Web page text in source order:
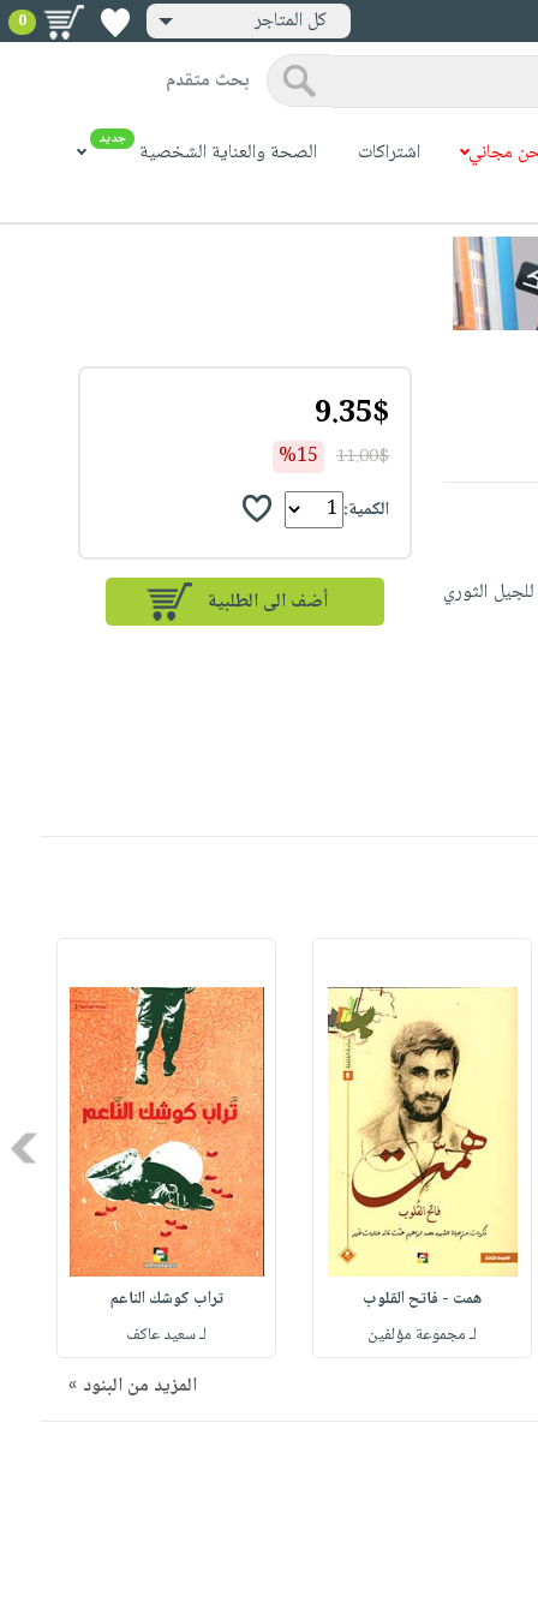
كل المتاجر 0
بحث متقدم
مجاني اشتراكات الصحة والعناية الشخصية جديد
الثوري
9.35$
11.00$
%15
الكمية:
أضف الى الطلبية
همت - فاتح القلوب
لـ مجموعة مؤلفين
تراب كوشك الناعم
لـ سعيد عاكف
المزيد من البنود »